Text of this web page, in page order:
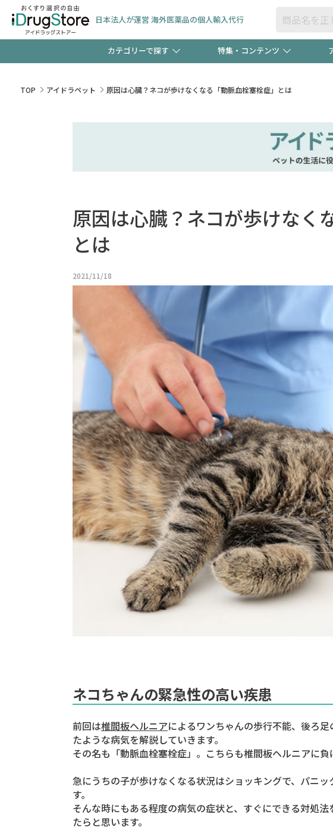
日本法人が運営 海外医薬品の個人輸入代行
カテゴリーで探す
コンタクトレンズ 一般医薬品(OTC)
ペット用品
特集・コンテンツ
【週末限定】新規会員登録ポイント2倍
極冷メントールで、夏の頭皮ストレスを
当店スタッフが贈る音声プログラム
TOP アイドラペット 原因は心臓？ネコが歩けなくなる「動脈血栓塞栓症」とは
原因は心臓？ネコが歩けなく
とは
2021/11/18
ネコちゃんの緊急性の高い疾患
前回は椎間板ヘルニアによるワンちゃんの歩行不能、後ろ
たような病気を解説していきます。
その名も 「動脈血栓塞栓症」 。こちらも椎間板ヘルニアに負
急にうちの子が歩けなくなる状況はショッキングで、パニ
す。
そんな時にもある程度の病気の症状と、すぐにできる対処
たらと思います。